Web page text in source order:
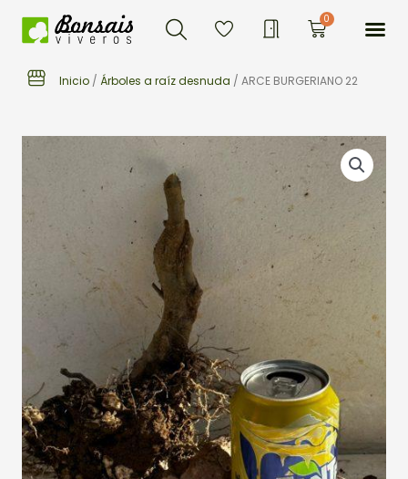
Buscar 0Carrito
Inicio / Árboles a raíz desnuda / ARCE BURGERIANO 22